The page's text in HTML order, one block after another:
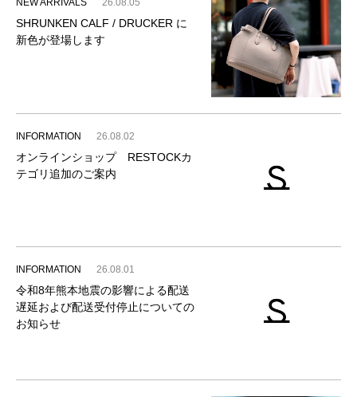
NEW ARRIVALS 26.08.05
SHRUNKEN CALF / DRUCKER に
新色が登場します
INFORMATION 26.08.02
オンラインショップ RESTOCKカ
テゴリ追加のご案内
INFORMATION 26.08.01
令和8年熊本地震の影響による配送
遅延および配送受付停止についての
お知らせ